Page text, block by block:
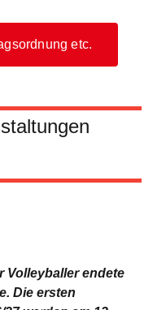
etc.
Volleyballer endete
Die ersten